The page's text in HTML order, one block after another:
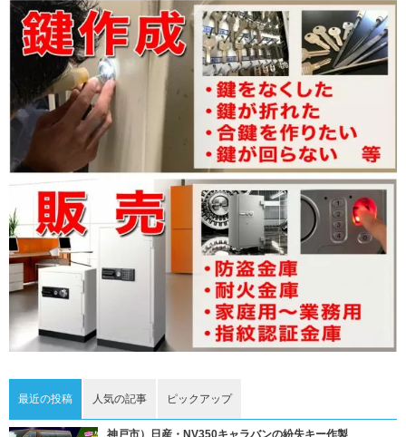
最近の投稿 人気の記事 ピックアップ
神戸市）日産・NV350キャラバンの紛失キー作製